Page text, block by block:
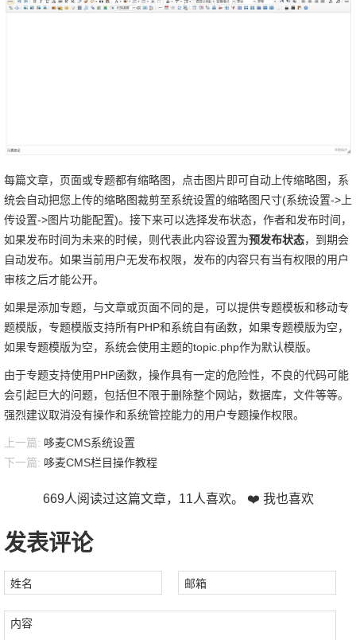
每篇文章，页面或专题都有缩略图，点击图片即可自动上传缩略图，系
统会自动把您上传的缩略图裁剪至系统设置的缩略图尺寸(系统设置->上
传设置->图片功能配置)。接下来可以选择发布状态，作者和发布时间，
如果发布时间为未来的时候，则代表此内容设置为预发布状态，到期会
自动发布。如果当前用户无发布权限，发布的内容只有当有权限的用户
审核之后才能公开。
如果是添加专题，与文章或页面不同的是，可以提供专题模板和移动专
题模版，专题模版支持所有PHP和系统自有函数，如果专题模版为空，
如果专题模版为空，系统会使用主题的topic.php作为默认模版。
由于专题支持使用PHP函数，操作具有一定的危险性，不良的代码可能
会引起巨大的问题，包括但不限于删除整个网站，数据库，文件等等。
强烈建议取消没有操作和系统管控能力的用户专题操作权限。
上一篇: 哆麦CMS系统设置
下一篇: 哆麦CMS栏目操作教程
669人阅读过这篇文章， 11人喜欢。 ❤️ 我也喜欢
发表评论
姓名 邮箱
内容